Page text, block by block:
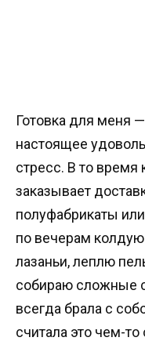
Готовка для меня
настоящее
стресс. В то время
заказывает
полуфабрикаты
по вечерам
лазаньи, леплю
собираю сложные
всегда брала с
считала это чем-